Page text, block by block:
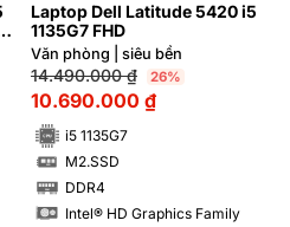
Laptop Dell Latitude 5420 i5
1135G7 FHD
Văn phòng | siêu bền
14.490.000₫ 26%
10.690.000 ₫
i5 1135G7
SSD M2.SSD
DDR4
Intel® HD Graphics Family